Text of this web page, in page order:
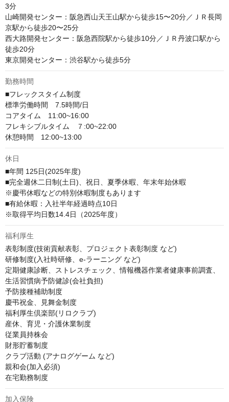
3分
山崎開発センター：阪急西山天王山駅から徒歩15〜20分／ＪＲ長岡
京駅から徒歩20〜25分
西大路開発センター：阪急西院駅から徒歩10分／ＪＲ丹波口駅から
徒歩20分
東京開発センター：渋谷駅から徒歩5分
勤務時間
■フレックスタイム制度
標準労働時間　7.5時間/日
コアタイム　11:00~16:00
フレキシブルタイム　７:00~22:00
休憩時間　12:00~13:00
休日
■年間 125日(2025年度)
■完全週休二日制(土日)、祝日、夏季休暇、年末年始休暇
※慶弔休暇などの特別休暇制度もあります
■有給休暇：入社半年経過時点10日
※取得平均日数14.4日（2025年度）
福利厚生
表彰制度(技術貢献表彰、プロジェクト表彰制度 など)
研修制度(入社時研修、e-ラーニング など)
定期健康診断、ストレスチェック、情報機器作業者健康事前調査、
生活習慣病予防健診(会社負担)
予防接種補助制度
慶弔祝金、見舞金制度
福利厚生倶楽部(リロクラブ)
産休、育児・介護休業制度
従業員持株会
財形貯蓄制度
クラブ活動 (アナログゲーム など)
親和会(加入必須)
在宅勤務制度
加入保険